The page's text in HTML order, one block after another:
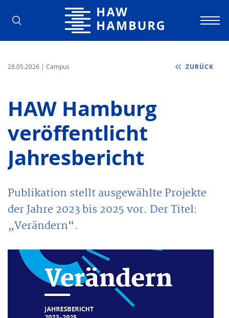
Hochschule für Angewandte
28.05.2026 | Campus ZURÜCK
HAW Hamburg
veröffentlicht
Jahresbericht
Publikation stellt ausgewählte Projekte
der Jahre 2023 bis 2025 vor. Der Titel:
„Verändern“.